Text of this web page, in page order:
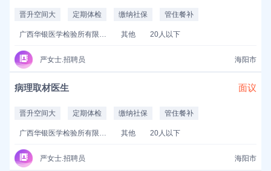
晋升空间大 定期体检 缴纳社保 管住餐补
广西华银医学检验所有限公司 其他 20人以下
严女士.招聘员 海阳市
病理取材医生 面议
晋升空间大 定期体检 缴纳社保 管住餐补
广西华银医学检验所有限公司 其他 20人以下
严女士.招聘员 海阳市